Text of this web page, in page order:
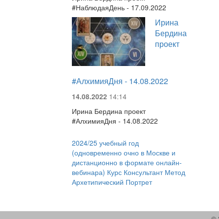
#НаблюдаяДень - 17.09.2022
Ирина
Бердина
проект
#АлхимияДня - 14.08.2022
14.08.2022 14:14
Ирина Бердина проект
#АлхимияДня - 14.08.2022
2024/25 учебный год
(одновременно очно в Москве и
дистанционно в формате онлайн-
вебинара) Курс Консультант Метод
Архетипический Портрет